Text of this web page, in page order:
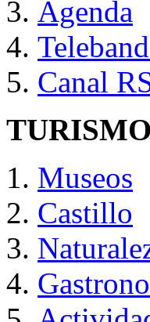
Agenda
Canal
TURISMO
Museos
Castillo